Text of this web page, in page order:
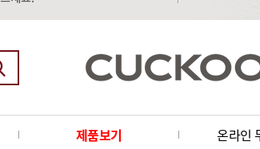
제품보기 온라인